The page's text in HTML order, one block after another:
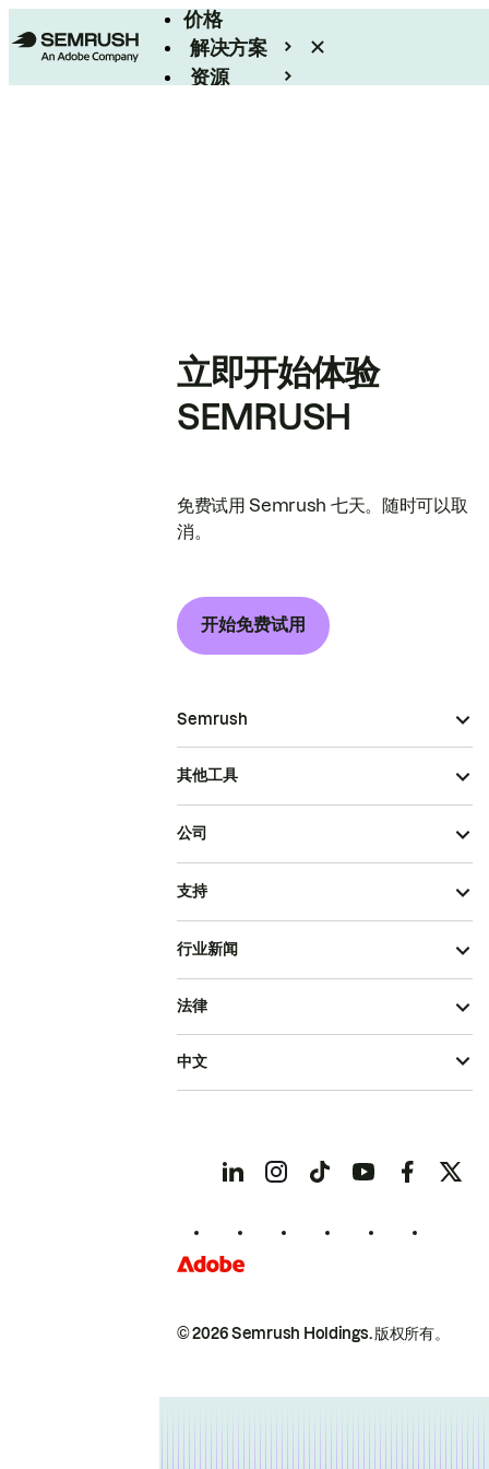
价格
解决方案
资源
立即开始体验
SEMRUSH
免费试用 Semrush 七天。随时可以取
消。
开始免费试用
Semrush
其他工具
公司
支持
行业新闻
© 2026 Semrush Holdings.版权所有。
法律
中文